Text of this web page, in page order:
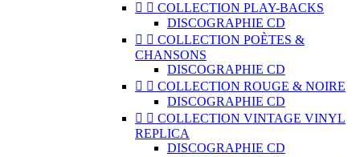
  COLLECTION PLAY-BACKS
DISCOGRAPHIE CD
  COLLECTION POÈTES &
CHANSONS
DISCOGRAPHIE CD
  COLLECTION ROUGE & NOIRE
DISCOGRAPHIE CD
  COLLECTION VINTAGE VINYL
REPLICA
DISCOGRAPHIE CD